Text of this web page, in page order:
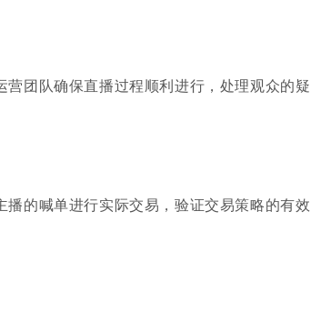
团队确保直播过程顺利进行，处理观众的疑
的喊单进行实际交易，验证交易策略的有效